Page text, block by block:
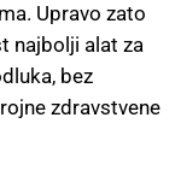
Upravo zato
najbolji alat za
bez
zdravstvene